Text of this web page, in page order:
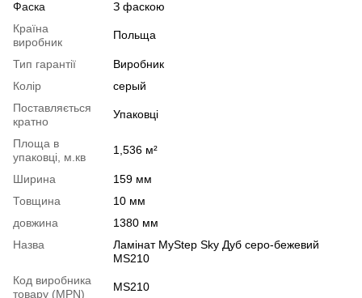
Фаска
З фаскою
Країна
виробник
Польща
Тип гарантії
Виробник
Колір
серый
Поставляється
кратно
Упаковці
Площа в
упаковці, м.кв
1,536 м²
Ширина
159 мм
Товщина
10 мм
довжина
1380 мм
Назва
Ламінат MyStep Sky Дуб серо-бежевий
MS210
Код виробника
товару (MPN)
MS210